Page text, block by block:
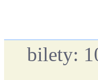
bilety: